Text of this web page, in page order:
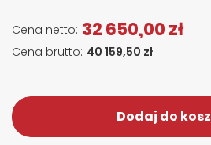
40 159,50 zł
32 650,00 zł
Dodaj do